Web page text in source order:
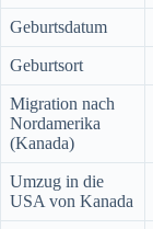
Geburtsdatum
Geburtsort
Migration nach
Nordamerika
(Kanada)
Umzug in die
USA von Kanada